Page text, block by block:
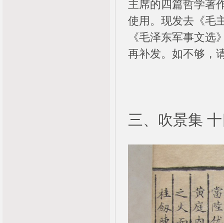
主席的四篇哲学著
使用。现发去《毛
《毛泽东军事文
再补发。如不够，
三、吹景集